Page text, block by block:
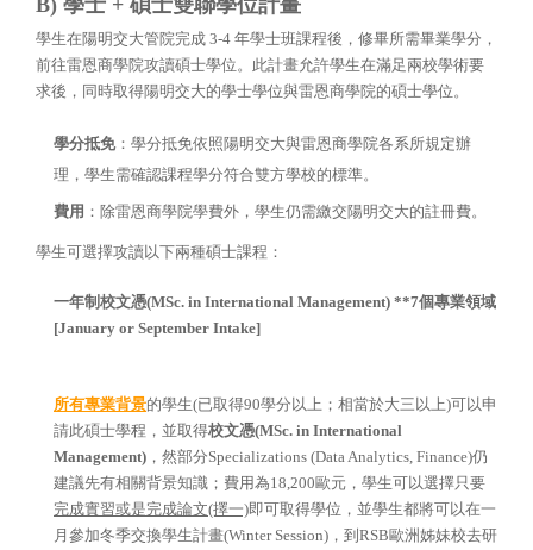
學生在陽明交大管院完成 3-4 年學士班課程後，修畢所需畢業學分，
前往雷恩商學院攻讀碩士學位。此計畫允許學生在滿足兩校學術要
求後，同時取得陽明交大的學士學位與雷恩商學院的碩士學位。
學分抵免：學分抵免依照陽明交大與雷恩商學院各系所規定辦
理，學生需確認課程學分符合雙方學校的標準。
費用 ：除雷恩商學院學費外，學生仍需繳交陽明交大的註冊費。
學生可選擇攻讀以下兩種碩士課程：
一年制校文憑(MSc. in International Management) **7個專業領域
[January or September Intake]
所有專業背景的學生(已取得90學分以上；相當於大三以上)可以申
請此碩士學程， 並取得校文憑(MSc. in International
Management) ，然部分Specializations (Data Analytics, Finance)仍
建議先有相關背景知識；費用為18, 200歐元，學生可以選擇只要
完成實習或是完成論文(擇一)即可取得學位，並學生都將可以在一
月參加冬季交換學生計畫(Winter Session)，到RSB歐洲姊妹校去研